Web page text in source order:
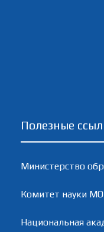
Полезные
Министерство
Комитет науки
Национальная